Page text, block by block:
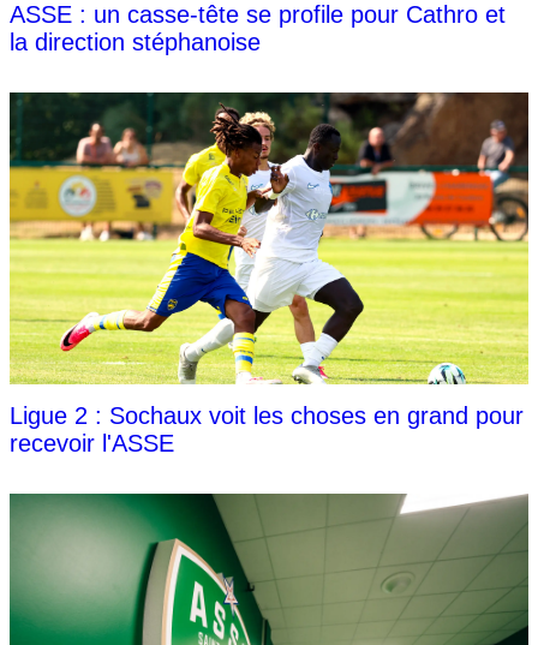
ASSE : un casse-tête se profile pour Cathro et
la direction stéphanoise
Ligue 2 : Sochaux voit les choses en grand pour
recevoir l'ASSE